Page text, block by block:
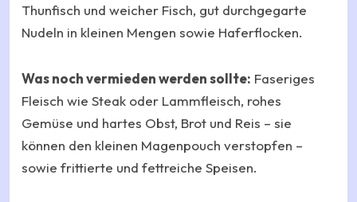
Thunfisch und weicher Fisch, gut durchgegarte
Nudeln in kleinen Mengen sowie Haferflocken.
Was noch vermieden werden sollte: Faseriges
Fleisch wie Steak oder Lammfleisch, rohes
Gemüse und hartes Obst, Brot und Reis – sie
können den kleinen Magenpouch verstopfen –
sowie frittierte und fettreiche Speisen.